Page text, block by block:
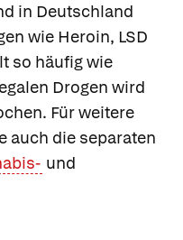
in Deutschland
wie Heroin, LSD
so häufig wie
Drogen wird
Für weitere
auch die separaten
und